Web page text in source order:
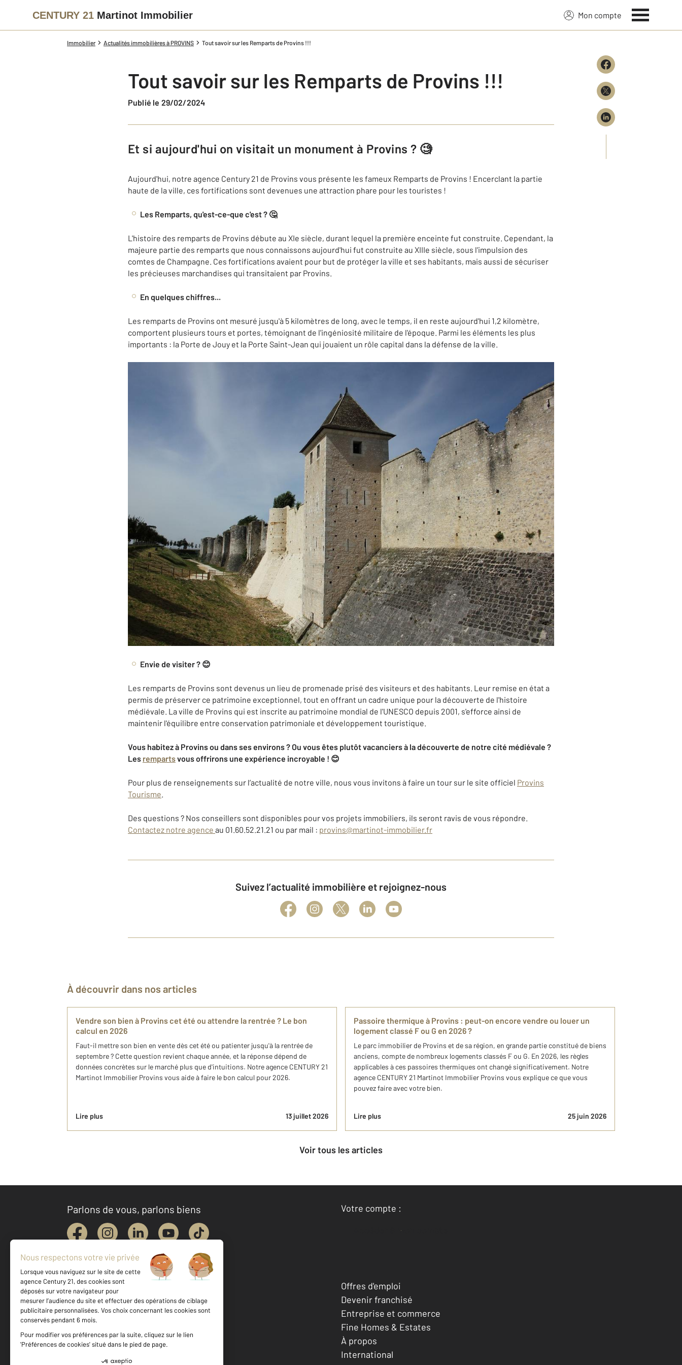
CENTURY 21 Martinot Immobilier Mon compte
Immobilier Actualités immobilières à PROVINS Tout savoir sur les Remparts de Provins !!!
Tout savoir sur les Remparts de Provins !!!
Publié le 29/02/2024
Et si aujourd'hui on visitait un monument à Provins ? 🧐
Aujourd'hui, notre agence Century 21 de Provins vous présente les fameux Remparts de Provins ! Encerclant la partie
haute de la ville, ces fortifications sont devenues une attraction phare pour les touristes !
Les Remparts, qu'est-ce-que c'est ? 🤔
L'histoire des remparts de Provins débute au XIe siècle, durant lequel la première enceinte fut construite. Cependant, la
majeure partie des remparts que nous connaissons aujourd'hui fut construite au XIIIe siècle, sous l'impulsion des
comtes de Champagne. Ces fortifications avaient pour but de protéger la ville et ses habitants, mais aussi de sécuriser
les précieuses marchandises qui transitaient par Provins.
En quelques chiffres...
Les remparts de Provins ont mesuré jusqu'à 5 kilomètres de long, avec le temps, il en reste aujourd'hui 1,2 kilomètre,
comportent plusieurs tours et portes, témoignant de l'ingéniosité militaire de l'époque. Parmi les éléments les plus
importants : la Porte de Jouy et la Porte Saint-Jean qui jouaient un rôle capital dans la défense de la ville.
Envie de visiter ? 😊
Les remparts de Provins sont devenus un lieu de promenade prisé des visiteurs et des habitants. Leur remise en état a
permis de préserver ce patrimoine exceptionnel, tout en offrant un cadre unique pour la découverte de l'histoire
médiévale. La ville de Provins qui est inscrite au patrimoine mondial de l'UNESCO depuis 2001, s'efforce ainsi de
maintenir l'équilibre entre conservation patrimoniale et développement touristique.
Vous habitez à Provins ou dans ses environs ? Ou vous êtes plutôt vacanciers à la découverte de notre cité médiévale ?
Les rempartsvous offrirons une expérience incroyable ! 😊
Pour plus de renseignements sur l’actualité de notre ville, nous vous invitons à faire un tour sur le site officiel Provins
Tourisme.
Des questions ? Nos conseillers sont disponibles pour vos projets immobiliers, ils seront ravis de vous répondre.
Contactez notre agence au 01.60.52.21.21 ou par mail : provins@martinot-immobilier.fr
Suivez l’actualité immobilière et rejoignez-nous
À découvrir dans nos articles
Vendre son bien à Provins cet été ou attendre la rentrée ? Le bon
calcul en 2026
Faut-il mettre son bien en vente dès cet été ou patienter jusqu'à la rentrée de
septembre ? Cette question revient chaque année, et la réponse dépend de
données concrètes sur le marché plus que d'intuitions. Notre agence CENTURY 21
Martinot Immobilier Provins vous aide à faire le bon calcul pour 2026.
Lire plus 13 juillet 2026
Passoire thermique à Provins : peut-on encore vendre ou louer un
logement classé F ou G en 2026 ?
Le parc immobilier de Provins et de sa région, en grande partie constitué de biens
anciens, compte de nombreux logements classés F ou G. En 2026, les règles
applicables à ces passoires thermiques ont changé significativement. Notre
agence CENTURY 21 Martinot Immobilier Provins vous explique ce que vous
pouvez faire avec votre bien.
Lire plus 25 juin 2026
Voir tous les articles
Parlons de vous, parlons biens
Votre compte :
Accéder à mon compte
Votre agence est notée
Achat
Location
Offres d'emploi
Devenir franchisé
Entreprise et commerce
Fine Homes & Estates
À propos
International